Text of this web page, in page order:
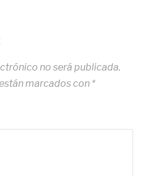
no será publicada.
marcados con *